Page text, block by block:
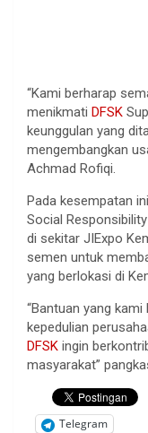
“Kami berharap
menikmati DFSK
keunggulan yang
mengembangkan
Achmad Rofiqi.
Pada kesempatan ini
Social
di sekitar JIExpo
semen untuk
yang berlokasi di
“Bantuan yang
kepedulian
DFSK ingin
masyarakat”
Telegram